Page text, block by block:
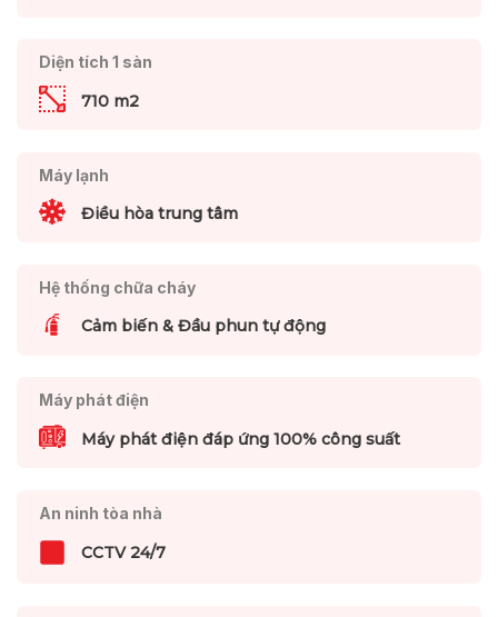
Diện tích 1 sàn
710 m2
Máy lạnh
Điều hòa trung tâm
Hệ thống chữa cháy
Cảm biến & Đầu phun tự động
Máy phát điện
Máy phát điện đáp ứng 100% công suất
An ninh tòa nhà
CCTV 24/7